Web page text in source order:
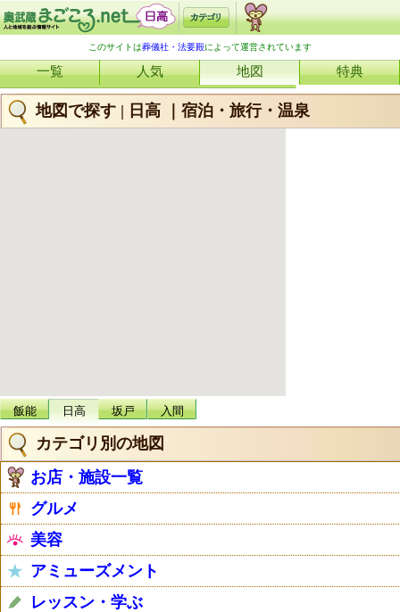
このサイトは葬儀社・法要殿によって運営されています
一覧 人気 地図 特典
地図で探す | 日高 ｜宿泊・旅行・温泉
飯能 日高 坂戸 入間
カテゴリ別の地図
お店・施設一覧
グルメ
美容
アミューズメント
レッスン・学ぶ